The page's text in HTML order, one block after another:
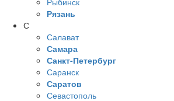
Рязань
С
Салават
Самара
Санкт-Петербург
Саранск
Саратов
Севастополь